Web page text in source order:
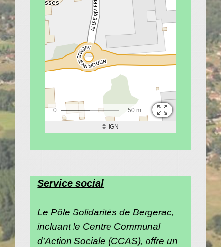
Service social
Le Pôle Solidarités de Bergerac,
incluant le Centre Communal
d'Action Sociale (CCAS), offre un